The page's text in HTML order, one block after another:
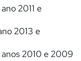
2011 e
2013 e
2010 e 2009